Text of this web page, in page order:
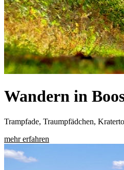
Wandern in
Trampfade, Traumpfädchen,
mehr erfahren